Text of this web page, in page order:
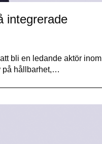
integrerade
bli en ledande aktör inom
på hållbarhet,…